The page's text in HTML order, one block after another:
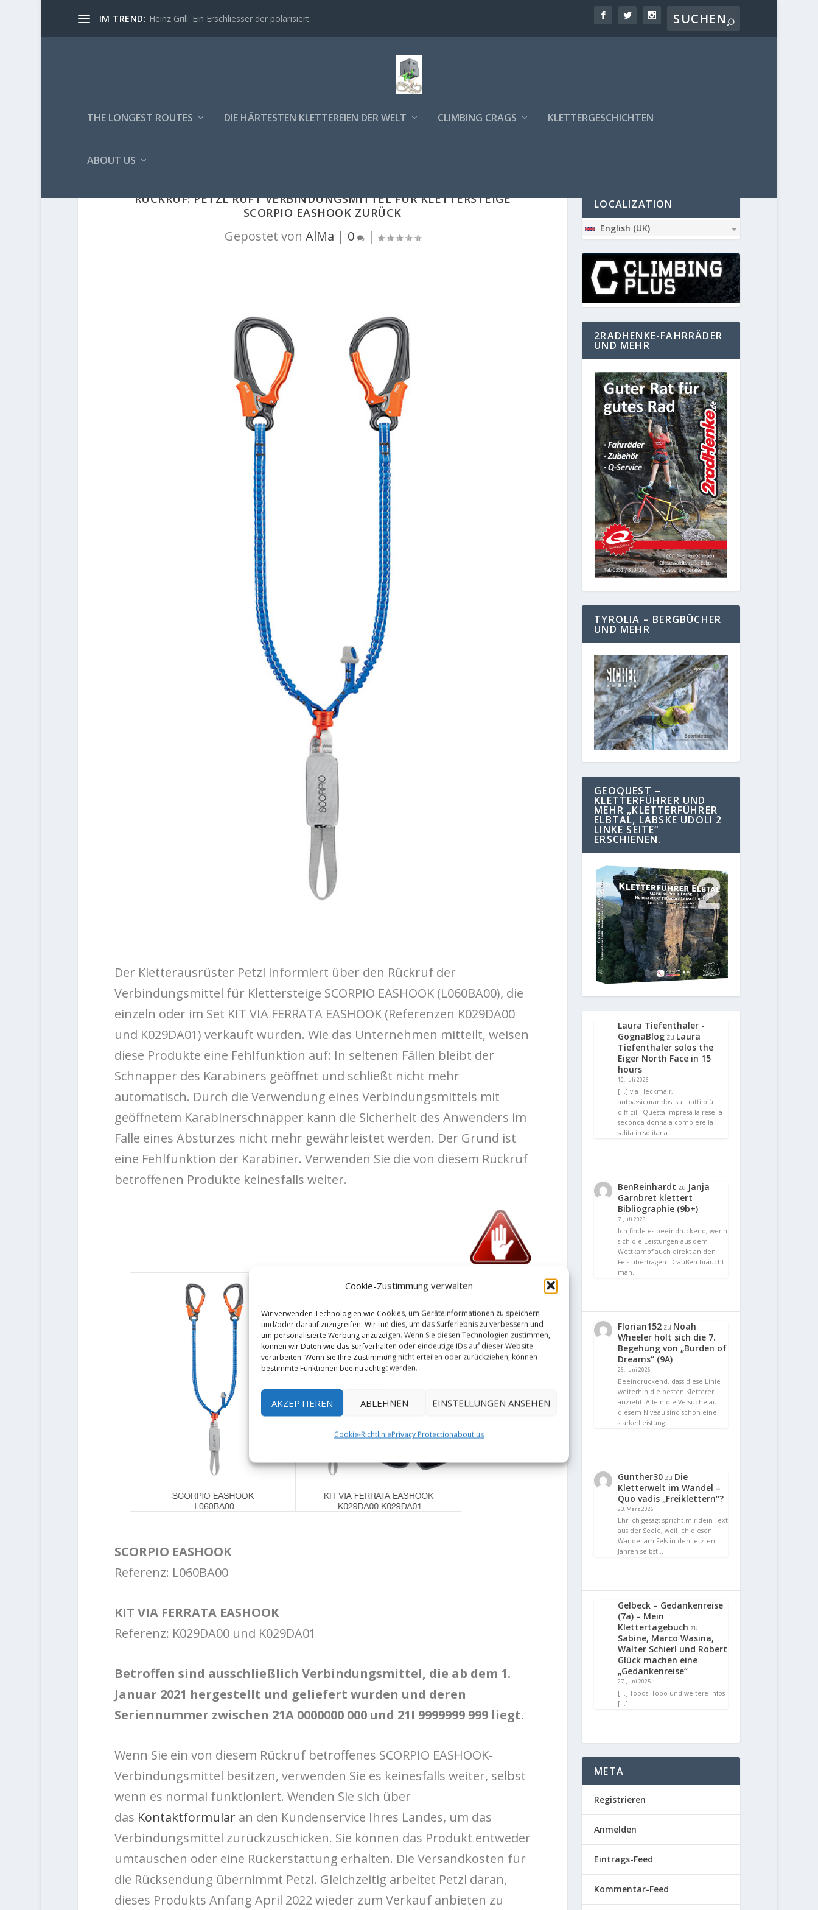
Cookie-Zustimmung verwalten
Wir verwenden Technologien wie Cookies, um Geräteinformationen zu speichern
und/oder darauf zuzugreifen. Wir tun dies, um das Surferlebnis zu verbessern und
um personalisierte Werbung anzuzeigen. Wenn Sie diesen Technologien zustimmen,
können wir Daten wie das Surfverhalten oder eindeutige IDs auf dieser Website
verarbeiten. Wenn Sie Ihre Zustimmung nicht erteilen oder zurückziehen, können
bestimmte Funktionen beeinträchtigt werden.
AKZEPTIEREN ABLEHNEN EINSTELLUNGEN ANSEHEN
Cookie-RichtliniePrivacy Protectionabout us
IM TREND: Heinz Grill: Ein Erschliesser der polarisiert
THE LONGEST ROUTES DIE HÄRTESTEN KLETTEREIEN DER WELT CLIMBING CRAGS KLETTERGESCHICHTEN
ABOUT US
RÜCKRUF: PETZL RUFT VERBINDUNGSMITTEL FÜR KLETTERSTEIGE
SCORPIO EASHOOK ZURÜCK
Gepostet von AlMa | 0 |
Der Kletterausrüster Petzl informiert über den Rückruf der
Verbindungsmittel für Klettersteige SCORPIO EASHOOK (L060BA00), die
einzeln oder im Set KIT VIA FERRATA EASHOOK (Referenzen K029DA00
und K029DA01) verkauft wurden. Wie das Unternehmen mitteilt, weisen
diese Produkte eine Fehlfunktion auf: In seltenen Fällen bleibt der
Schnapper des Karabiners geöffnet und schließt nicht mehr
automatisch. Durch die Verwendung eines Verbindungsmittels mit
geöffnetem Karabinerschnapper kann die Sicherheit des Anwenders im
Falle eines Absturzes nicht mehr gewährleistet werden. Der Grund ist
eine Fehlfunktion der Karabiner. Verwenden Sie die von diesem Rückruf
betroffenen Produkte keinesfalls weiter.
SCORPIO EASHOOK
Referenz: L060BA00
KIT VIA FERRATA EASHOOK
Referenz: K029DA00 und K029DA01
Betroffen sind ausschließlich Verbindungsmittel, die ab dem 1.
Januar 2021 hergestellt und geliefert wurden und deren
Seriennummer zwischen 21A 0000000 000 und 21I 9999999 999 liegt.
Wenn Sie ein von diesem Rückruf betroffenes SCORPIO EASHOOK-
Verbindungsmittel besitzen, verwenden Sie es keinesfalls weiter, selbst
wenn es normal funktioniert. Wenden Sie sich über
das Kontaktformularan den Kundenservice Ihres Landes, um das
Verbindungsmittel zurückzuschicken. Sie können das Produkt entweder
umtauschen oder eine Rückerstattung erhalten. Die Versandkosten für
die Rücksendung übernimmt Petzl. Gleichzeitig arbeitet Petzl daran,
dieses Produkts Anfang April 2022 wieder zum Verkauf anbieten zu
LOCALIZATION
English (UK)
2RADHENKE-FAHRRÄDER
UND MEHR
TYROLIA – BERGBÜCHER
UND MEHR
GEOQUEST –
KLETTERFÜHRER UND
MEHR „KLETTERFÜHRER
ELBTAL, LABSKE UDOLI 2
LINKE SEITE“
ERSCHIENEN.
Laura Tiefenthaler -
GognaBlog zu Laura
Tiefenthaler solos the
Eiger North Face in 15
hours
10. Juli 2026
[…] via Heckmair,
autoassicurandosi sui tratti più
difficili. Questa impresa la rese la
seconda donna a compiere la
salita in solitaria…
BenReinhardt zu Janja
Garnbret klettert
Bibliographie (9b+)
7. Juli 2026
Ich finde es beeindruckend, wenn
sich die Leistungen aus dem
Wettkampf auch direkt an den
Fels übertragen. Draußen braucht
man…
Florian152 zu Noah
Wheeler holt sich die 7.
Begehung von „Burden of
Dreams“ (9A)
26. Juni 2026
Beeindruckend, dass diese Linie
weiterhin die besten Kletterer
anzieht. Allein die Versuche auf
diesem Niveau sind schon eine
starke Leistung.…
Gunther30 zu Die
Kletterwelt im Wandel –
Quo vadis „Freiklettern“?
23. März 2026
Ehrlich gesagt spricht mir dein Text
aus der Seele, weil ich diesen
Wandel am Fels in den letzten
Jahren selbst…
Gelbeck – Gedankenreise
(7a) – Mein
Klettertagebuch zu
Sabine, Marco Wasina,
Walter Schierl und Robert
Glück machen eine
„Gedankenreise“
27. Juni 2025
[…] Topos: Topo und weitere Infos
[…]
META
Registrieren
Anmelden
Eintrags-Feed
Kommentar-Feed